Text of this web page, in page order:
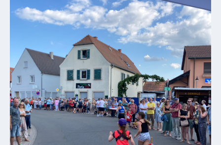
Gastronomie
Unterkünfte
Ferienwohnungen
Wohnmobilstellplatz
Betriebe &
Dienstleister